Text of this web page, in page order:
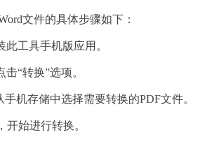
文件的具体步骤如下：
工具手机版应用。
“转换”选项。
机存储中选择需要转换的PDF文件。
开始进行转换。